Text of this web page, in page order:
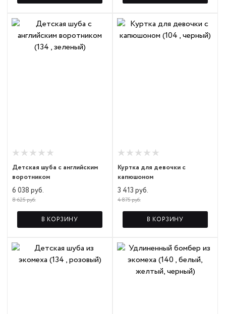
Детская шуба с английским
воротником
6 038 руб.
8 625 руб.
В КОРЗИНУ
Куртка для девочки с
капюшоном
3 413 руб.
4 875 руб.
В КОРЗИНУ